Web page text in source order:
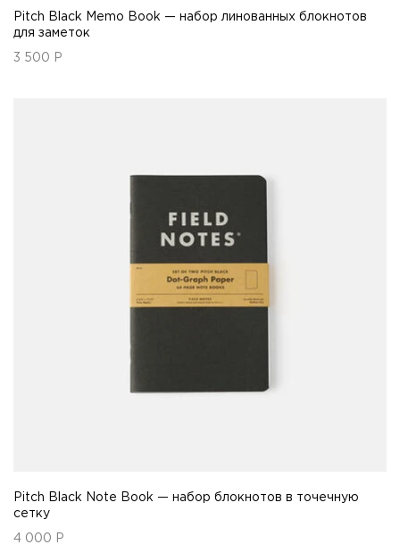
Pitch Black Memo Book — набор линованных блокнотов
для заметок
3 500 Р
Pitch Black Note Book — набор блокнотов в точечную
сетку
4 000 Р